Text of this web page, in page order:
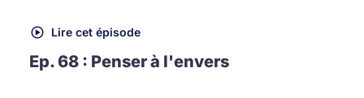
Lire cet épisode
Ep. 68 : Penser à l'envers